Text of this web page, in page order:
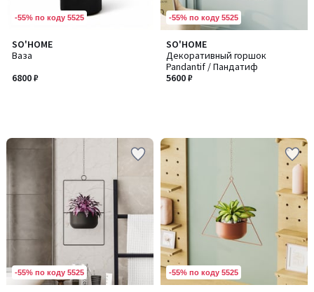
-55% по коду 5525
SO'HOME
Ваза
6800 ₽
-55% по коду 5525
SO'HOME
Декоративный горшок
Pandantif / Пандатиф
5600 ₽
-55% по коду 5525 -55% по коду 5525